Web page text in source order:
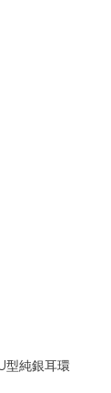
純銀耳環